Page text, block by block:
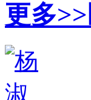
更多>>